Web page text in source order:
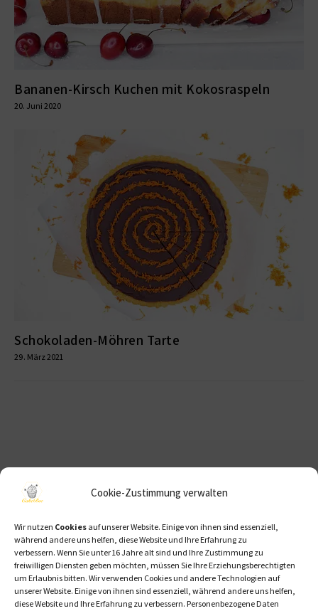
Cookie-Zustimmung verwalten
Wir nutzen Cookies auf unserer Website. Einige von ihnen sind essenziell,
während andere uns helfen, diese Website und Ihre Erfahrung zu
verbessern. Wenn Sie unter 16 Jahre alt sind und Ihre Zustimmung zu
freiwilligen Diensten geben möchten, müssen Sie Ihre Erziehungsberechtigten
um Erlaubnis bitten. Wir verwenden Cookies und andere Technologien auf
unserer Website. Einige von ihnen sind essenziell, während andere uns helfen,
diese Website und Ihre Erfahrung zu verbessern. Personenbezogene Daten
Bananen-Kirsch Kuchen mit Kokosraspeln
20. Juni 2020
Schokoladen-Möhren Tarte
29. März 2021
NEWSLETTER
Abonniere den Newsletter um immer über neue Rezepte
auf dem laufenden zu bleiben.
Email